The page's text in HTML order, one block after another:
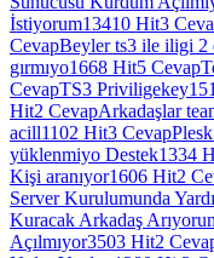
İstiyorum13410 Hit3
CevapBeyler ts3 ile iligi 2
gırmıyo1668 Hit5 Cevap
CevapTS3 Priviligekey
Hit2 CevapArkadaşlar
acill1102 Hit3 Cevap
yüklenmiyo Destek1334
Kişi aranıyor1606 Hit2
Server Kurulumunda
Kuracak Arkadaş
Açılmıyor3503 Hit2